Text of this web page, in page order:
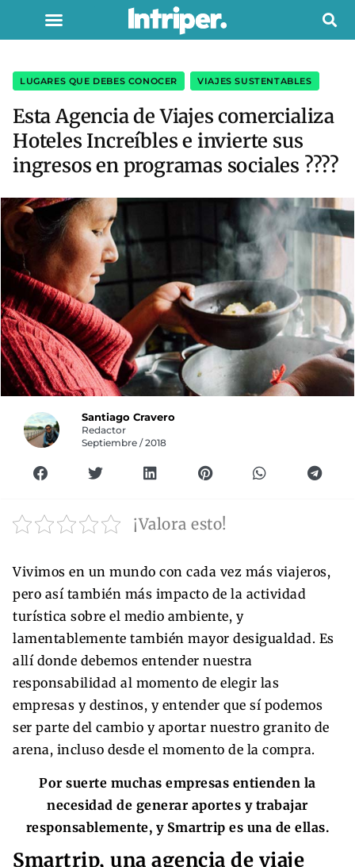
LUGARES QUE DEBES CONOCER VIAJES SUSTENTABLES
Esta Agencia de Viajes comercializa
Hoteles Increíbles e invierte sus
ingresos en programas sociales ????
Santiago Cravero
Redactor
Septiembre / 2018
¡Valora esto!
Vivimos en un mundo con cada vez más viajeros,
pero así también más impacto de la actividad
turística sobre el medio ambiente, y
lamentablemente también mayor desigualdad. Es
allí donde debemos entender nuestra
responsabilidad al momento de elegir las
empresas y destinos, y entender que sí podemos
ser parte del cambio y aportar nuestro granito de
arena, incluso desde el momento de la compra.
Por suerte muchas empresas entienden la
necesidad de generar aportes y trabajar
responsablemente, y Smartrip es una de ellas.
Smartrip, una agencia de viaje